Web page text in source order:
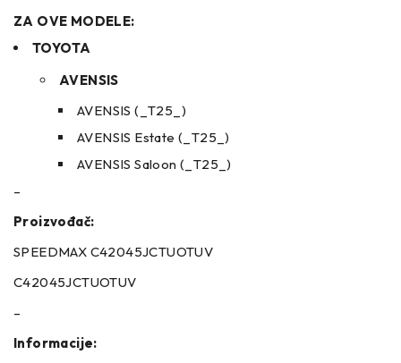
ZA OVE MODELE:
TOYOTA
AVENSIS
AVENSIS (_T25_)
AVENSIS Estate (_T25_)
AVENSIS Saloon (_T25_)
–
Proizvođač:
SPEEDMAX C42045JCTUOTUV
C42045JCTUOTUV
–
Informacije: